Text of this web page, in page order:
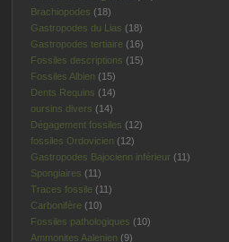
Brachiopodes (18)
Gastropodes du Lias (18)
Gastropodes tertiaire (16)
Fossiles descriptions (15)
Fossiles Albien (15)
Dents Requins (14)
oursins divers (14)
Dégagement fossiles (12)
fossiles Ordovicien (12)
Gastropodes Bajocienn inférieur (11)
Spongiaires (11)
Traces fossile (11)
Carbonifère (10)
Fossiles pathologiques (10)
Ammonites Aalenien (9)